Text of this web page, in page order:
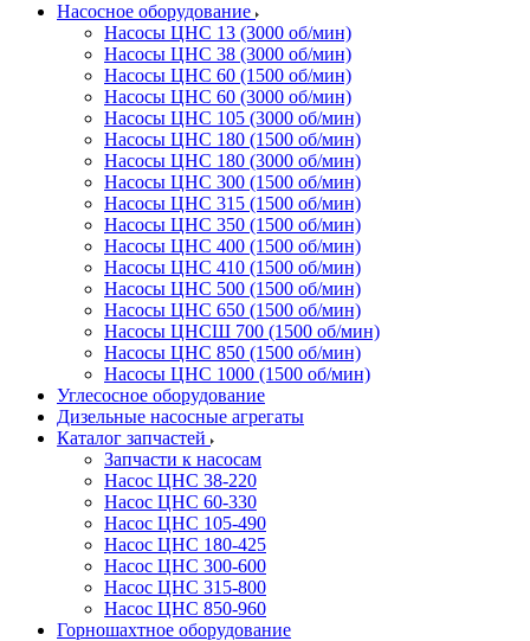
Насосное оборудование
Насосы ЦНС 13 (3000 об/мин)
Насосы ЦНС 38 (3000 об/мин)
Насосы ЦНС 60 (1500 об/мин)
Насосы ЦНС 60 (3000 об/мин)
Насосы ЦНС 105 (3000 об/мин)
Насосы ЦНС 180 (1500 об/мин)
Насосы ЦНС 180 (3000 об/мин)
Насосы ЦНС 300 (1500 об/мин)
Насосы ЦНС 315 (1500 об/мин)
Насосы ЦНС 350 (1500 об/мин)
Насосы ЦНС 400 (1500 об/мин)
Насосы ЦНС 410 (1500 об/мин)
Насосы ЦНС 500 (1500 об/мин)
Насосы ЦНС 650 (1500 об/мин)
Насосы ЦНСШ 700 (1500 об/мин)
Насосы ЦНС 850 (1500 об/мин)
Насосы ЦНС 1000 (1500 об/мин)
Углесосное оборудование
Дизельные насосные агрегаты
Каталог запчастей
Запчасти к насосам
Насос ЦНС 38-220
Насос ЦНС 60-330
Насос ЦНС 105-490
Насос ЦНС 180-425
Насос ЦНС 300-600
Насос ЦНС 315-800
Насос ЦНС 850-960
Горношахтное оборудование